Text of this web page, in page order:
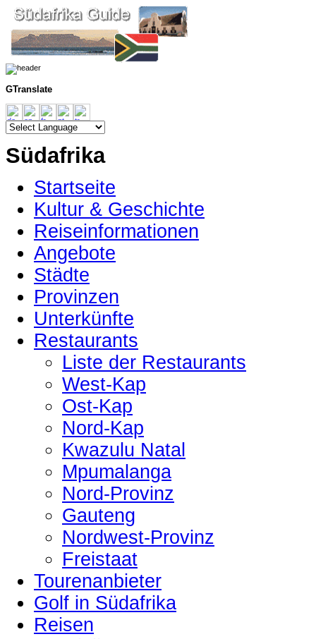
GTranslate
Südafrika
Startseite
Kultur & Geschichte
Reiseinformationen
Angebote
Städte
Provinzen
Unterkünfte
Restaurants
Liste der Restaurants
West-Kap
Ost-Kap
Nord-Kap
Kwazulu Natal
Mpumalanga
Nord-Provinz
Gauteng
Nordwest-Provinz
Freistaat
Tourenanbieter
Golf in Südafrika
Reisen